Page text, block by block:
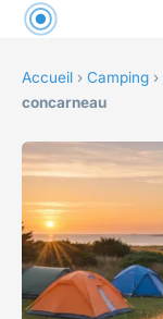
Accueil › Camping ›
concarneau